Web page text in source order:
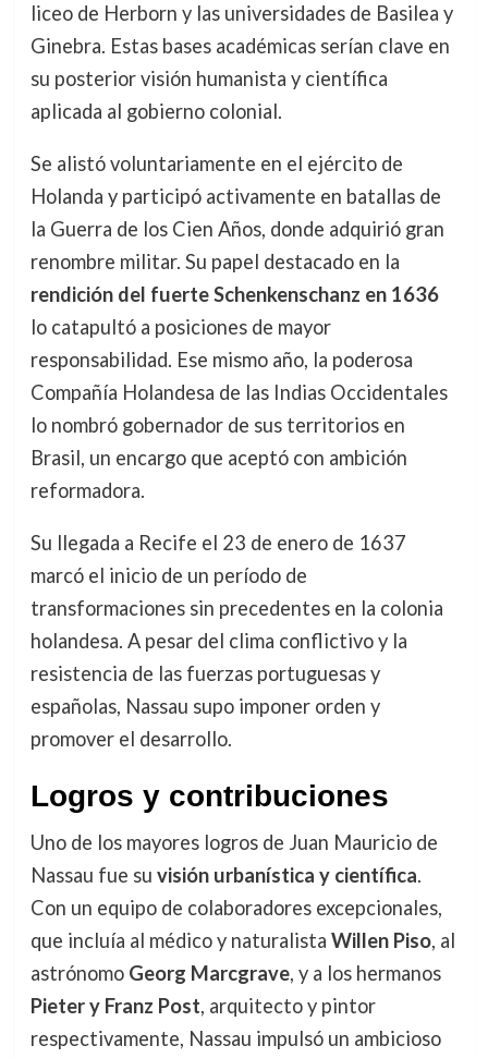
liceo de Herborn y las universidades de Basilea y
Ginebra. Estas bases académicas serían clave en
su posterior visión humanista y científica
aplicada al gobierno colonial.
Se alistó voluntariamente en el ejército de
Holanda y participó activamente en batallas de
la Guerra de los Cien Años, donde adquirió gran
renombre militar. Su papel destacado en la
rendición del fuerte Schenkenschanz en 1636
lo catapultó a posiciones de mayor
responsabilidad. Ese mismo año, la poderosa
Compañía Holandesa de las Indias Occidentales
lo nombró gobernador de sus territorios en
Brasil, un encargo que aceptó con ambición
reformadora.
Su llegada a Recife el 23 de enero de 1637
marcó el inicio de un período de
transformaciones sin precedentes en la colonia
holandesa. A pesar del clima conflictivo y la
resistencia de las fuerzas portuguesas y
españolas, Nassau supo imponer orden y
promover el desarrollo.
Logros y contribuciones
Uno de los mayores logros de Juan Mauricio de
Nassau fue su visión urbanística y científica.
Con un equipo de colaboradores excepcionales,
que incluía al médico y naturalista Willen Piso, al
astrónomo Georg Marcgrave, y a los hermanos
Pieter y Franz Post, arquitecto y pintor
respectivamente, Nassau impulsó un ambicioso